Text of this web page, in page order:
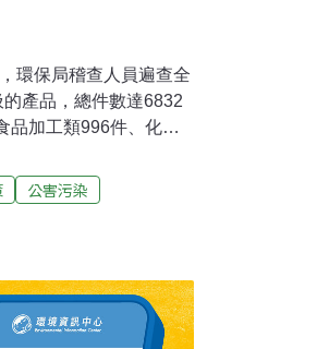
環保局稽查人員遍查全
產品，總件數達6832
品加工類996件、化妝
出，為行銷商品，過
用法」，依法可處新
連續處罰，情節嚴重得
於有了成效，而廠商
公害污染